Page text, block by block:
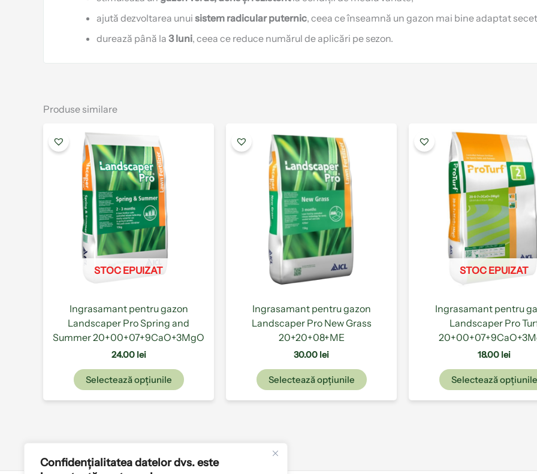
Confidențialitatea datelor dvs. este
ajută dezvoltarea unui sistem radicular puternic, ceea ce înseamnă un gazon mai bine adaptat
durează până la 3 luni, ceea ce reduce numărul de aplicări pe sezon.
Produse similare
STOC EPUIZAT
Ingrasamant pentru gazon
Landscaper Pro Spring and
Summer 20+00+07+9CaO+3MgO
24.00 lei
Selectează opțiunile
Ingrasamant pentru gazon
Landscaper Pro New Grass
20+20+08+ME
30.00 lei
Selectează opțiunile
STOC EPUIZAT
Ingrasamant pentru
Landscaper Pro
18.00 lei
Selectează opțiunile